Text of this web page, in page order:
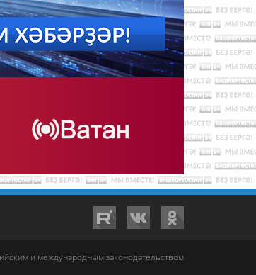
и международным законодательством